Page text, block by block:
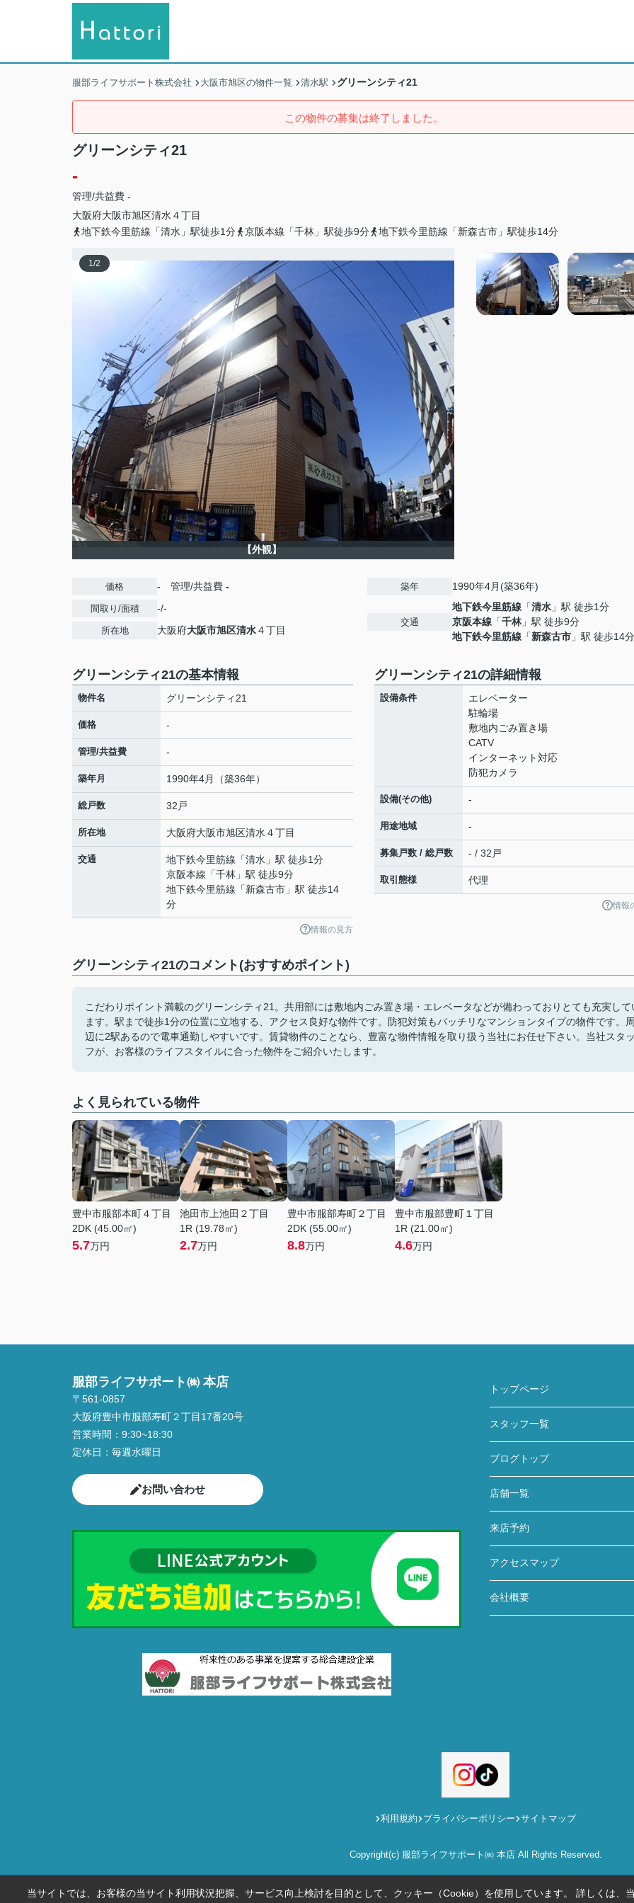
服部ライフサポート株式会社 大阪市旭区の物件一覧 清水駅 グリーンシティ21
この物件の募集は終了しました。
グリーンシティ21
-
管理/共益費 -
大阪府大阪市旭区清水 ４丁目
地下鉄今里筋線「清水」駅徒歩1分
京阪本線「千林」駅徒歩9分 地下鉄今里筋線「新森古市」駅徒歩14分
1/2
【外観】
価格 - 管理/共益費 -
間取り/面積 -/-
所在地 大阪府大阪市旭区清水４丁目
築年 1990年4月(築36年)
交通
地下鉄今里筋線 「清水 」駅 徒歩1分
京阪本線 「千林」駅 徒歩9分
地下鉄今里筋線 「新森古市 」駅 徒歩14分
グリーンシティ21の基本情報
物件名 グリーンシティ21
価格 -
管理/共益費 -
築年月 1990年4月（築36年）
総戸数 32戸
所在地 大阪府大阪市旭区清水 ４丁目
交通 地下鉄今里筋線 「清水 」駅 徒歩1分
京阪本線 「千林 」駅 徒歩9分
地下鉄今里筋線 「新森古市 」駅 徒歩14
分
情報の見方
グリーンシティ21の詳細情報
設備条件
エレベーター
駐輪場
敷地内ごみ置き場
CATV
インターネット対応
防犯カメラ
設備(その他) -
用途地域 -
募集戸数 / 総戸数 - / 32戸
取引態様 代理
情報
グリーンシティ21のコメント(おすすめポイント)
こだわりポイント満載のグリーンシティ21。共用部には敷地内ごみ置き場・エレベータなどが備わっておりとても充実して
ます。駅まで徒歩1分の位置に立地する、アクセス良好な物件です。防犯対策もバッチリなマンションタイプの物件です。周
辺に2駅あるので電車通勤しやすいです。賃貸物件のことなら、豊富な物件情報を取り扱う当社にお任せ下さい。当社スタッ
フが、お客様のライフスタイルに合った物件をご紹介いたします。
よく見られている物件
豊中市服部本町４丁目
2DK (45.00㎡)
5.7万円
池田市上池田２丁目
1R (19.78㎡)
2.7万円
豊中市服部寿町２丁目
2DK (55.00㎡)
8.8万円
豊中市服部豊町１丁目
1R (21.00㎡)
4.6万円
服部ライフサポート㈱ 本店
〒561-0857
大阪府豊中市服部寿町２丁目17番20号
営業時間： 9:30~18:30
定休日： 毎週水曜日
お問い合わせ
トップページ
スタッフ一覧
ブログトップ
店舗一覧
来店予約
アクセスマップ
会社概要
利用規約 プライバシーポリシー サイトマップ
Copyright(c) 服部ライフサポート㈱ 本店 All Rights Reserved.
当サイトでは、お客様の当サイト利用状況把握、サービス向上検討を目的として、クッキー（Cookie）を使用しています。 詳しくは、